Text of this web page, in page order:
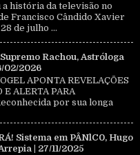
história da televisão no
Francisco Cândido Xavier
de julho ...
Rachou, Astróloga
02/2026
APONTA REVELAÇÕES
ALERTA PARA
por sua longa
Sistema em PÂNlC0, Hugo
| 27/11/2025